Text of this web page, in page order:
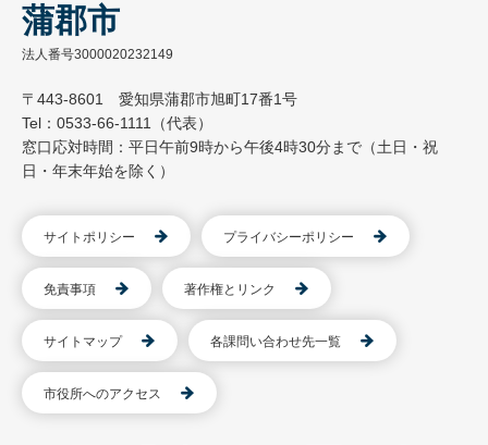
蒲郡市
法人番号3000020232149
〒443-8601 愛知県蒲郡市旭町17番1号
Tel：0533-66-1111（代表）
窓口応対時間：平日午前9時から午後4時30分まで（土日・祝
日・年末年始を除く）
サイトポリシー プライバシーポリシー
免責事項 著作権とリンク
サイトマップ 各課問い合わせ先一覧
市役所へのアクセス